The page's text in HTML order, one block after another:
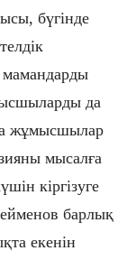
бүгінде
мамандарды
да
жұмысшылар
мысалға
кіргізуге
барлық
екенін